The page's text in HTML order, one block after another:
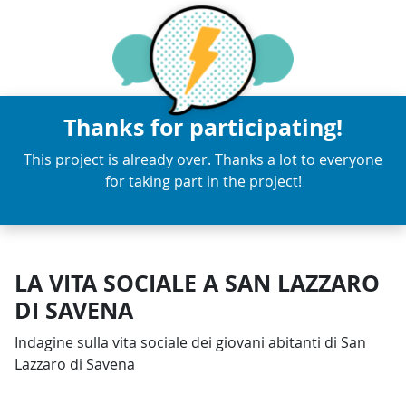
Thanks for participating!
This project is already over. Thanks a lot to everyone
for taking part in the project!
LA VITA SOCIALE A SAN LAZZARO
DI SAVENA
Indagine sulla vita sociale dei giovani abitanti di San
Lazzaro di Savena